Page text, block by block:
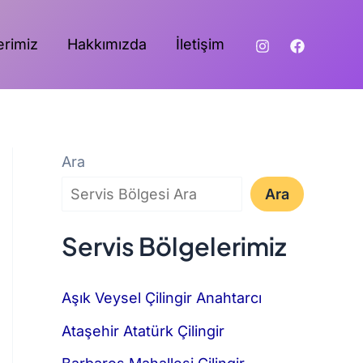
Hakkımızda İletişim
Ara
Ara
Servis Bölgelerimiz
Aşık Veysel Çilingir Anahtarcı
Ataşehir Atatürk Çilingir